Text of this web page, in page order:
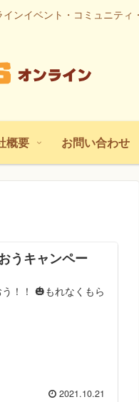
ンイベント・コミュニティ
概要 お問い合わせ
うキャンペー
！！ 🎃もれなくもら
2021.10.21